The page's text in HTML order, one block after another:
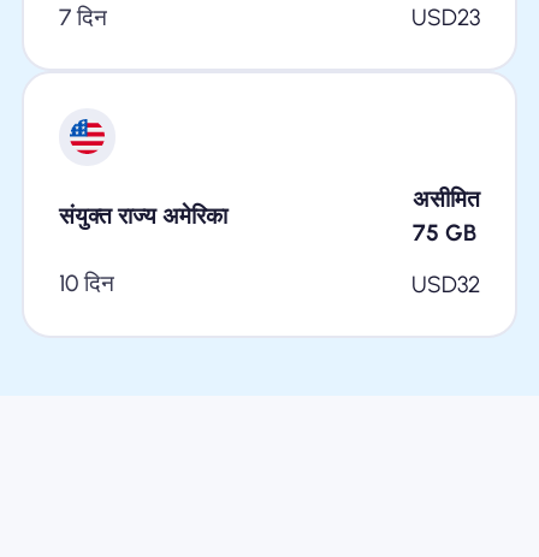
7 दिन
USD23
संयुक्त राज्य अमेरिका
असीमित
75 GB
10 दिन
USD32